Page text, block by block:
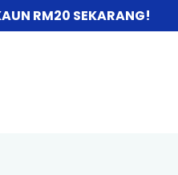
RM20 SEKARANG!